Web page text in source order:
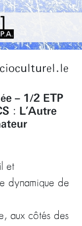
– 1/2 ETP
: L’Autre
et
dynamique de
aux côtés des